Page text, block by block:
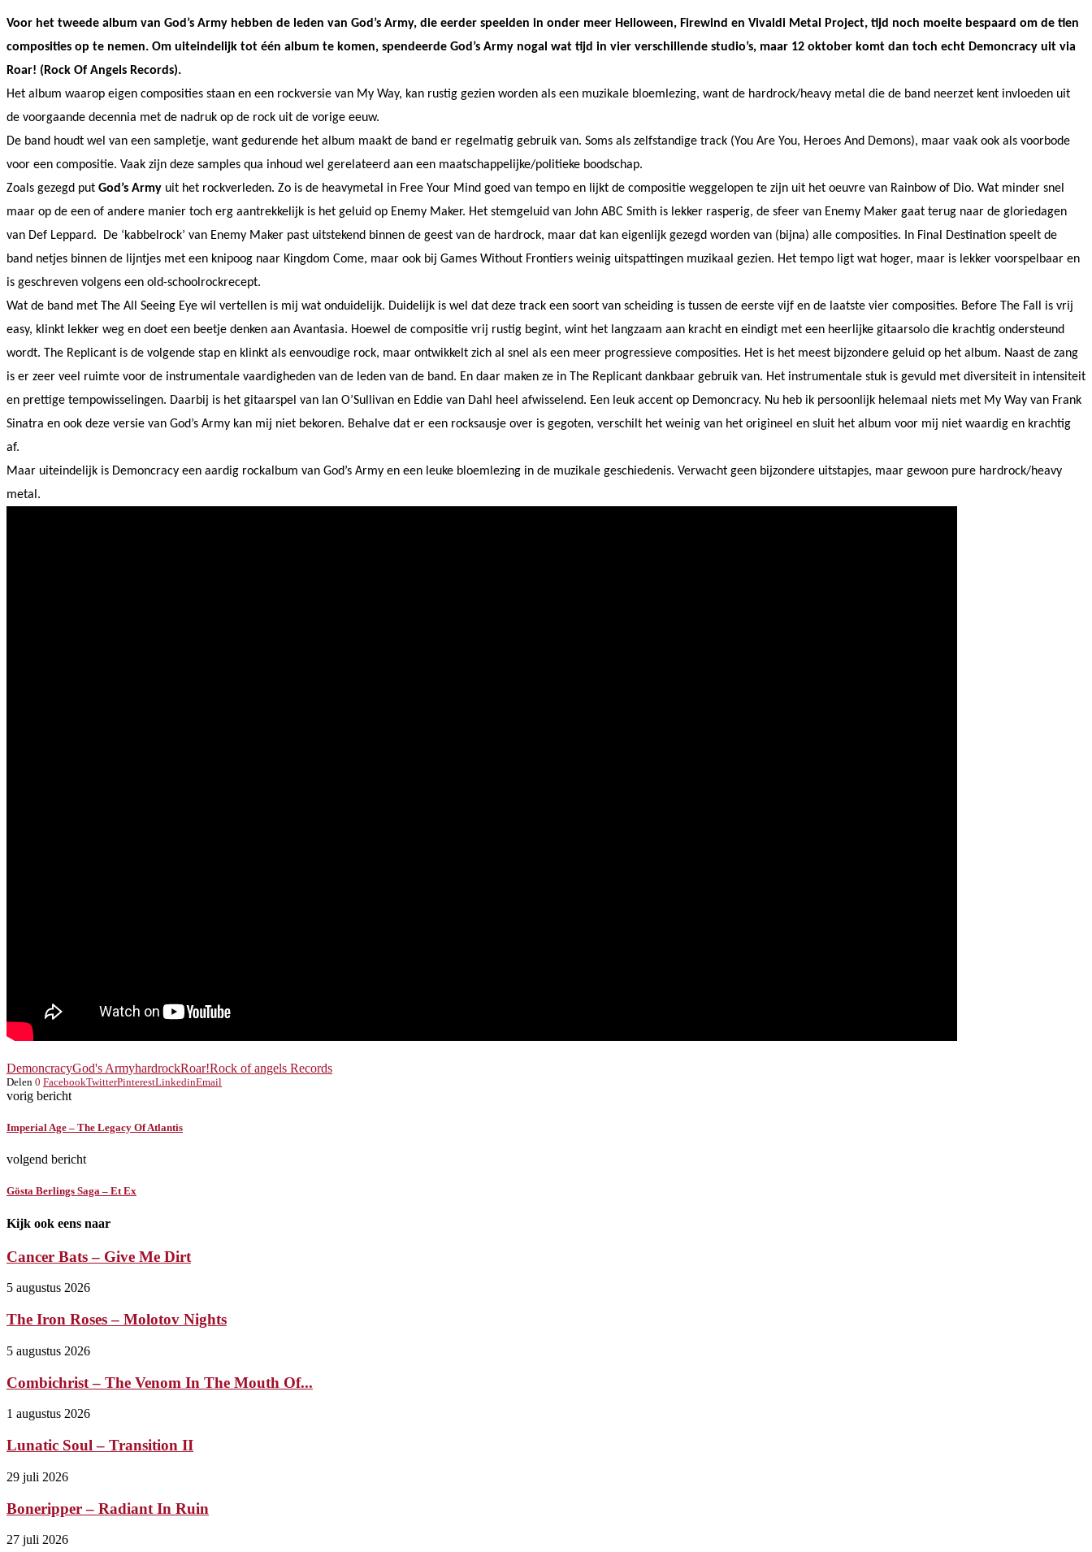
Voor het tweede album van God’s Army hebben de leden van God’s Army, die eerder speelden in onder meer Helloween, Firewind en Vivaldi Metal Project, tijd noch moeite bespaard om de tien
composities op te nemen. Om uiteindelijk tot één album te komen, spendeerde God’s Army nogal wat tijd in vier verschillende studio’s, maar 12 oktober komt dan toch echt Demoncracy uit via
Roar! (Rock Of Angels Records).
Het album waarop eigen composities staan en een rockversie van My Way, kan rustig gezien worden als een muzikale bloemlezing, want de hardrock/heavy metal die de band neerzet kent invloeden uit
de voorgaande decennia met de nadruk op de rock uit de vorige eeuw.
De band houdt wel van een sampletje, want gedurende het album maakt de band er regelmatig gebruik van. Soms als zelfstandige track (You Are You, Heroes And Demons), maar vaak ook als voorbode
voor een compositie. Vaak zijn deze samples qua inhoud wel gerelateerd aan een maatschappelijke/politieke boodschap.
Zoals gezegd put God’s Army uit het rockverleden. Zo is de heavymetal in Free Your Mind goed van tempo en lijkt de compositie weggelopen te zijn uit het oeuvre van Rainbow of Dio. Wat minder snel
maar op de een of andere manier toch erg aantrekkelijk is het geluid op Enemy Maker. Het stemgeluid van John ABC Smith is lekker rasperig, de sfeer van Enemy Maker gaat terug naar de gloriedagen
van Def Leppard.
De ‘kabbelrock’ van Enemy Maker past uitstekend binnen de geest van de hardrock, maar dat kan eigenlijk gezegd worden van (bijna) alle composities. In Final Destination speelt de
band netjes binnen de lijntjes met een knipoog naar Kingdom Come, maar ook bij Games Without Frontiers weinig uitspattingen muzikaal gezien. Het tempo ligt wat hoger, maar is lekker voorspelbaar en
is geschreven volgens een old-schoolrockrecept.
Wat de band met The All Seeing Eye wil vertellen is mij wat onduidelijk. Duidelijk is wel dat deze track een soort van scheiding is tussen de eerste vijf en de laatste vier composities. Before The Fall is vrij
easy, klinkt lekker weg en doet een beetje denken aan Avantasia. Hoewel de compositie vrij rustig begint, wint het langzaam aan kracht en eindigt met een heerlijke gitaarsolo die krachtig ondersteund
wordt. The Replicant is de volgende stap en klinkt als eenvoudige rock, maar ontwikkelt zich al snel als een meer progressieve composities. Het is het meest bijzondere geluid op het album. Naast de zang
is er zeer veel ruimte voor de instrumentale vaardigheden van de leden van de band. En daar maken ze in The Replicant dankbaar gebruik van. Het instrumentale stuk is gevuld met diversiteit in intensiteit
en prettige tempowisselingen. Daarbij is het gitaarspel van Ian O’Sullivan en Eddie van Dahl heel afwisselend. Een leuk accent op Demoncracy. Nu heb ik persoonlijk helemaal niets met My Way van Frank
Sinatra en ook deze versie van God’s Army kan mij niet bekoren. Behalve dat er een rocksausje over is gegoten, verschilt het weinig van het origineel en sluit het album voor mij niet waardig en krachtig
af.
Maar uiteindelijk is Demoncracy een aardig rockalbum van God’s Army en een leuke bloemlezing in de muzikale geschiedenis. Verwacht geen bijzondere uitstapjes, maar gewoon pure hardrock/heavy
metal.
DemoncracyGod's ArmyhardrockRoar!Rock of angels Records
Delen 0 FacebookTwitterPinterestLinkedinEmail
vorig bericht
Imperial Age – The Legacy Of Atlantis
volgend bericht
Gösta Berlings Saga – Et Ex
Kijk ook eens naar
Cancer Bats – Give Me Dirt
5 augustus 2026
The Iron Roses – Molotov Nights
5 augustus 2026
Combichrist – The Venom In The Mouth Of...
1 augustus 2026
Lunatic Soul – Transition II
29 juli 2026
Boneripper – Radiant In Ruin
27 juli 2026